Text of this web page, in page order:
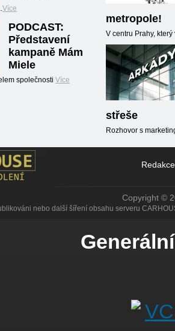
Více
PODCAST:
Představení
kampaně Mám
Miele
společnosti Více
metropole!
V centru Prahy,
střeše
Rozhovor s
Redakce
Copyright ©
nebo další šíření obsahu serveru